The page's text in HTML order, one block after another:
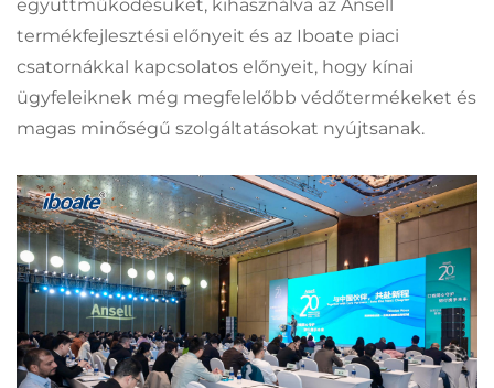
együttműködésüket, kihasználva az Ansell
termékfejlesztési előnyeit és az Iboate piaci
csatornákkal kapcsolatos előnyeit, hogy kínai
ügyfeleiknek még megfelelőbb védőtermékeket és
magas minőségű szolgáltatásokat nyújtsanak.